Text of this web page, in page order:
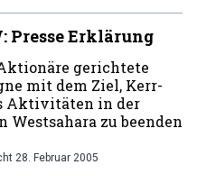
Presse Erklärung
gerichtete
mit dem Ziel, Kerr-
Aktivitäten in der
Westsahara zu beenden
28. Februar 2005